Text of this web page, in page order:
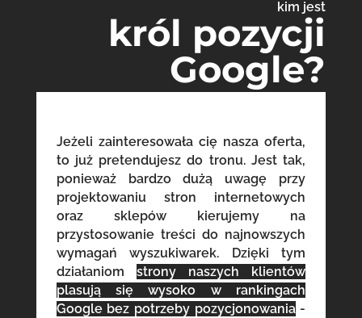
kim jest
król pozycji
Google?
Jeżeli zainteresowała cię nasza oferta,
to już pretendujesz do tronu. Jest tak,
ponieważ bardzo dużą uwagę przy
projektowaniu stron internetowych
oraz sklepów kierujemy na
przystosowanie treści do najnowszych
wymagań wyszukiwarek. Dzięki tym
działaniom strony naszych klientów
plasują się wysoko w rankingach
Google bez potrzeby pozycjonowania-